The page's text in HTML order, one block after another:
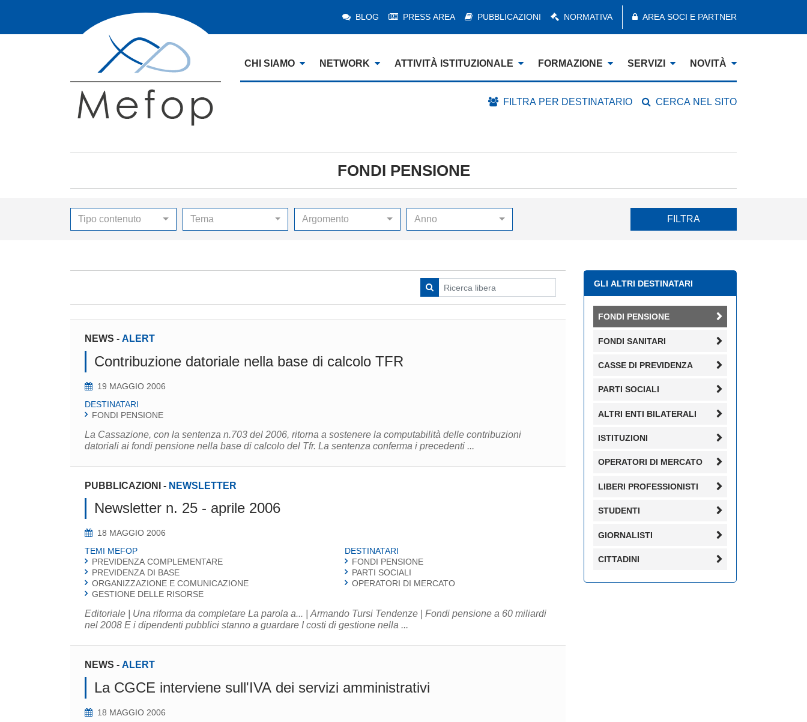
BLOG PRESS AREA PUBBLICAZIONI NORMATIVA AREA SOCI E PARTNER
CHI SIAMO NETWORK ATTIVITÀ ISTITUZIONALE FORMAZIONE SERVIZI NOVITÀ
FILTRA PER DESTINATARIO CERCA NEL SITO
FONDI PENSIONE
Tipo contenuto Tema Argomento Anno FILTRA
NEWS - ALERT
Contribuzione datoriale nella base di calcolo TFR
19 MAGGIO 2006
DESTINATARI
FONDI PENSIONE
La Cassazione, con la sentenza n.703 del 2006, ritorna a sostenere la computabilità delle contribuzioni
datoriali ai fondi pensione nella base di calcolo del Tfr. La sentenza conferma i precedenti ...
PUBBLICAZIONI - NEWSLETTER
Newsletter n. 25 - aprile 2006
18 MAGGIO 2006
TEMI MEFOP
PREVIDENZA COMPLEMENTARE
PREVIDENZA DI BASE
ORGANIZZAZIONE E COMUNICAZIONE
GESTIONE DELLE RISORSE
DESTINATARI
FONDI PENSIONE
PARTI SOCIALI
OPERATORI DI MERCATO
Editoriale | Una riforma da completare La parola a... | Armando Tursi Tendenze | Fondi pensione a 60 miliardi
nel 2008 E i dipendenti pubblici stanno a guardare I costi di gestione nella ...
NEWS - ALERT
La CGCE interviene sull'IVA dei servizi amministrativi
18 MAGGIO 2006
GLI ALTRI DESTINATARI
FONDI PENSIONE
FONDI SANITARI
CASSE DI PREVIDENZA
PARTI SOCIALI
ALTRI ENTI BILATERALI
ISTITUZIONI
OPERATORI DI MERCATO
LIBERI PROFESSIONISTI
STUDENTI
GIORNALISTI
CITTADINI